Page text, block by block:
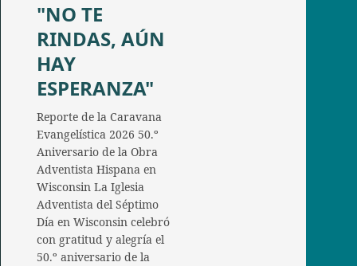
"NO TE
RINDAS, AÚN
HAY
ESPERANZA"
Reporte de la Caravana
Evangelística 2026 50.º
Aniversario de la Obra
Adventista Hispana en
Wisconsin La Iglesia
Adventista del Séptimo
Día en Wisconsin celebró
con gratitud y alegría el
50.º aniversario de la